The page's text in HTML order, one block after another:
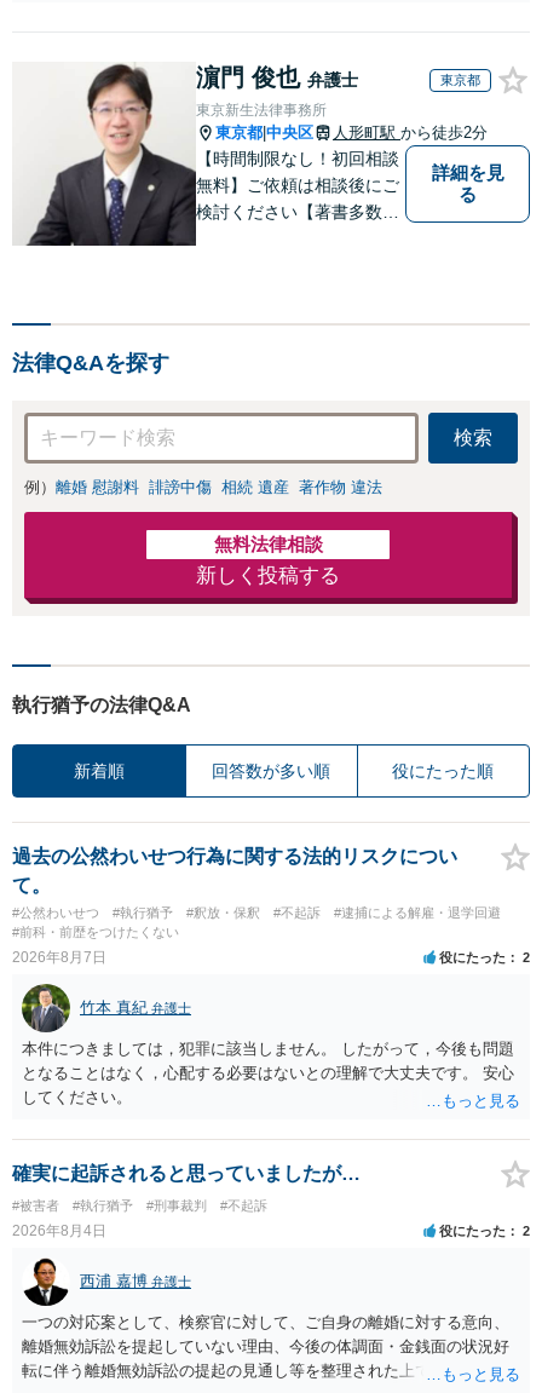
犯罪（名誉毀損・わいせつ
物・不正アクセス・リベン
ジポルノ罪等）に非常に詳
しい弁護士です
濵門 俊也 弁護士 東京都
東京新生法律事務所
東京都 中央区 人形町駅 から徒歩2分
【時間制限なし！初回相談
無料】ご依頼は相談後にご
検討ください【著書多数】
詳細を見
る
法律Q&Aを探す
検索
例） 離婚 慰謝料 誹謗中傷 相続 遺産 著作物 違法
無料法律相談
新しく投稿する
執行猶予の法律Q&A
新着順 回答数が多い順 役にたった順
過去の公然わいせつ行為に関する法的リスクについ
て。
#公然わいせつ #執行猶予 #釈放・保釈 #不起訴
#逮捕による解雇・退学回避
#前科・前歴をつけたくない
2026年8月7日 役にたった 2
竹本 真紀 弁護士
本件につきましては，犯罪に該当しません。 したがって，今後も問題
となることはなく，心配する必要はないとの理解で大丈夫です。 安心
してください。
確実に起訴されると思っていましたが…
#被害者 #執行猶予 #刑事裁判 #不起訴
2026年8月4日 役にたった 2
西浦 嘉博 弁護士
一つの対応案として、検察官に対して、ご自身の離婚に対する意向、
離婚無効訴訟を提起していない理由、今後の体調面・金銭面の状況好
転に伴う離婚無効訴訟の提起の見通し等を整理された上で、書面とし